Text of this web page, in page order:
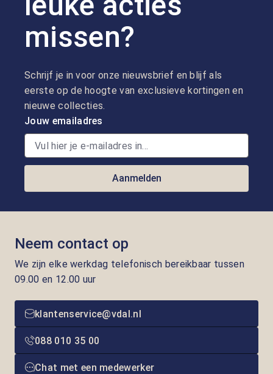
missen?
Schrijf je in voor onze nieuwsbrief en blijf als
eerste op de hoogte van exclusieve kortingen en
nieuwe collecties.
Jouw emailadres
Aanmelden
Neem contact op
We zijn elke werkdag telefonisch bereikbaar tussen
09.00 en 12.00 uur
klantenservice@vdal.nl
088 010 35 00
Chat met een medewerker